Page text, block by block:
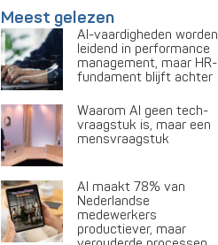
Meest gelezen
AI-vaardigheden worden
leidend in performance
management, maar HR-
fundament blijft achter
Waarom AI geen tech-
vraagstuk is, maar een
mensvraagstuk
AI maakt 78% van
Nederlandse
medewerkers
productiever, maar